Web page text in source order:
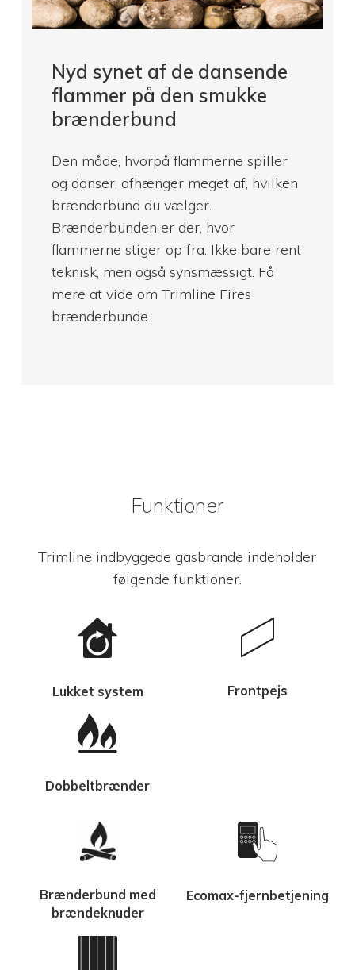
Nyd synet af de dansende
flammer på den smukke
brænderbund
Den måde, hvorpå flammerne spiller
og danser, afhænger meget af, hvilken
brænderbund du vælger.
Brænderbunden er der, hvor
flammerne stiger op fra. Ikke bare rent
teknisk, men også synsmæssigt. Få
mere at vide om Trimline Fires
brænderbunde.
Funktioner
Trimline indbyggede gasbrande indeholder
følgende funktioner.
Lukket system Frontpejs
Dobbeltbrænder
Brænderbund med
brændeknuder
Ecomax-fjernbetjening